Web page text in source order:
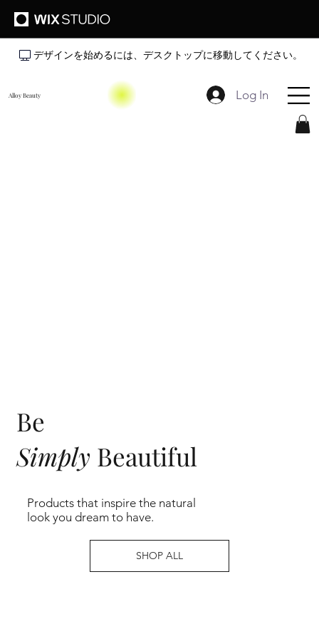
デザインを始めるには、デスクトップに移動してください。